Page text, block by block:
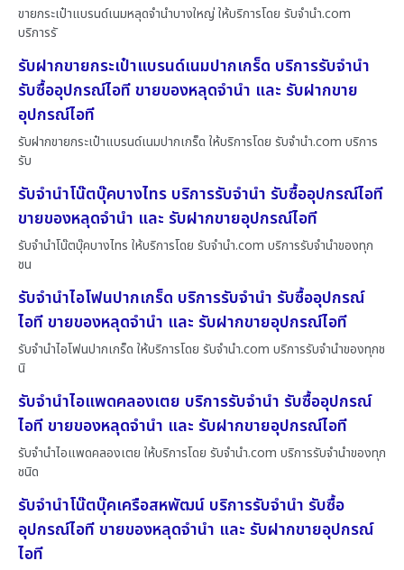
ขายกระเป๋าแบรนด์เนมหลุดจำนำบางใหญ่ ให้บริการโดย รับจํานํา.com
บริการรั
รับฝากขายกระเป๋าแบรนด์เนมปากเกร็ด บริการรับจำนำ
รับซื้ออุปกรณ์ไอที ขายของหลุดจำนำ และ รับฝากขาย
อุปกรณ์ไอที
รับฝากขายกระเป๋าแบรนด์เนมปากเกร็ด ให้บริการโดย รับจํานํา.com บริการ
รับ
รับจำนำโน๊ตบุ๊คบางไทร บริการรับจำนำ รับซื้ออุปกรณ์ไอที
ขายของหลุดจำนำ และ รับฝากขายอุปกรณ์ไอที
รับจำนำโน๊ตบุ๊คบางไทร ให้บริการโดย รับจํานํา.com บริการรับจำนำของทุก
ชน
รับจำนำไอโฟนปากเกร็ด บริการรับจำนำ รับซื้ออุปกรณ์
ไอที ขายของหลุดจำนำ และ รับฝากขายอุปกรณ์ไอที
รับจำนำไอโฟนปากเกร็ด ให้บริการโดย รับจํานํา.com บริการรับจำนำของทุกช
นิ
รับจำนำไอแพดคลองเตย บริการรับจำนำ รับซื้ออุปกรณ์
ไอที ขายของหลุดจำนำ และ รับฝากขายอุปกรณ์ไอที
รับจำนำไอแพดคลองเตย ให้บริการโดย รับจํานํา.com บริการรับจำนำของทุก
ชนิด
รับจำนำโน๊ตบุ๊คเครือสหพัฒน์ บริการรับจำนำ รับซื้อ
อุปกรณ์ไอที ขายของหลุดจำนำ และ รับฝากขายอุปกรณ์
ไอที